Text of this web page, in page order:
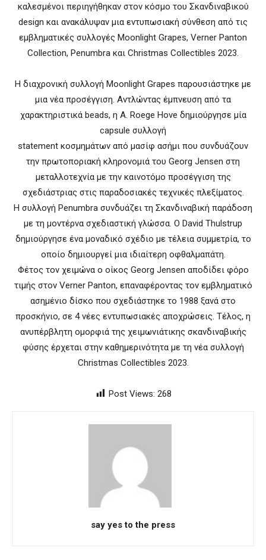
καλεσμένοι περιηγήθηκαν στον κόσμο του Σκανδιναβικού
design και ανακάλυψαν μια εντυπωσιακή σύνθεση από τις
εμβληματικές συλλογές Moonlight Grapes, Verner Panton
Collection, Penumbra και Christmas Collectibles 2023.
Η διαχρονική συλλογή Moonlight Grapes παρουσιάστηκε με
μια νέα προσέγγιση. Αντλώντας έμπνευση από τα
χαρακτηριστικά beads, η A. Roege Hove δημιούργησε μία
capsule συλλογή
statement κοσμημάτων από μασίφ ασήμι που συνδυάζουν
την πρωτοποριακή κληρονομιά του Georg Jensen στη
μεταλλοτεχνία με την καινοτόμο προσέγγιση της
σχεδιάστριας στις παραδοσιακές τεχνικές πλεξίματος.
Η συλλογή Penumbra συνδυάζει τη Σκανδιναβική παράδοση
με τη μοντέρνα σχεδιαστική γλώσσα. Ο David Thulstrup
δημιούργησε ένα μοναδικό σχέδιο με τέλεια συμμετρία, το
οποίο δημιουργεί μια ιδιαίτερη οφθαλμαπάτη.
Φέτος τον χειμώνα ο οίκος Georg Jensen αποδίδει φόρο
τιμής στον Verner Panton, επαναφέροντας τον εμβληματικό
ασημένιο δίσκο που σχεδιάστηκε το 1988 ξανά στο
προσκήνιο, σε 4 νέες εντυπωσιακές αποχρώσεις. Tέλος, η
ανυπέρβλητη ομορφιά της χειμωνιάτικης σκανδιναβικής
φύσης έρχεται στην καθημερινότητα με τη νέα συλλογή
Christmas Collectibles 2023.
Post Views: 268
say yes to the press